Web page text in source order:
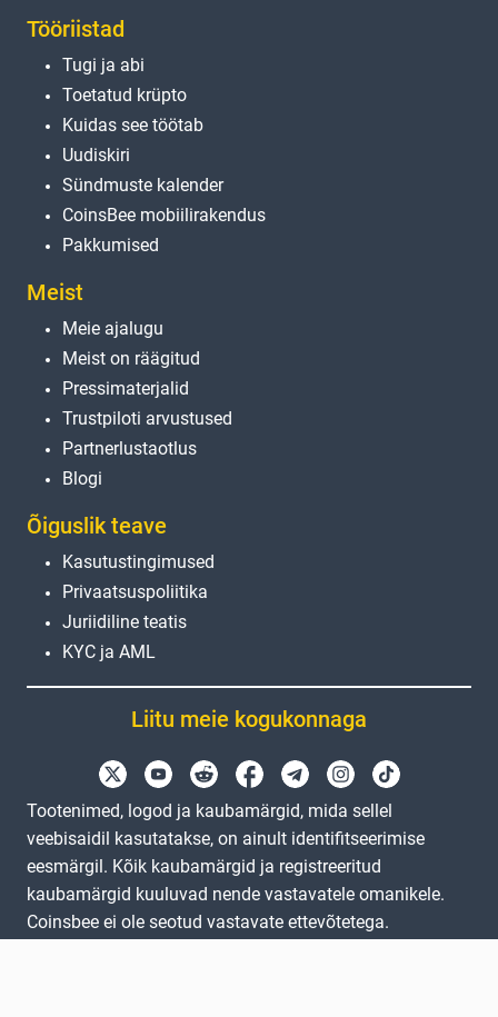
Tööriistad
Tugi ja abi
Toetatud krüpto
Kuidas see töötab
Uudiskiri
Sündmuste kalender
CoinsBee mobiilirakendus
Pakkumised
Meist
Meie ajalugu
Meist on räägitud
Pressimaterjalid
Trustpiloti arvustused
Partnerlustaotlus
Blogi
Õiguslik teave
Kasutustingimused
Privaatsuspoliitika
Juriidiline teatis
KYC ja AML
Liitu meie kogukonnaga
Tootenimed, logod ja kaubamärgid, mida sellel
veebisaidil kasutatakse, on ainult identifitseerimise
eesmärgil. Kõik kaubamärgid ja registreeritud
kaubamärgid kuuluvad nende vastavatele omanikele.
Coinsbee ei ole seotud vastavate ettevõtetega.